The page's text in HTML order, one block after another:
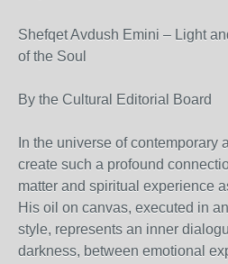
Shefqet Avdush Emini – Light
of the Soul
By the Cultural Editorial Board
In the universe of contemporary
create such a profound
matter and spiritual experience
His oil on canvas, executed in
style, represents an inner
darkness, between emotional